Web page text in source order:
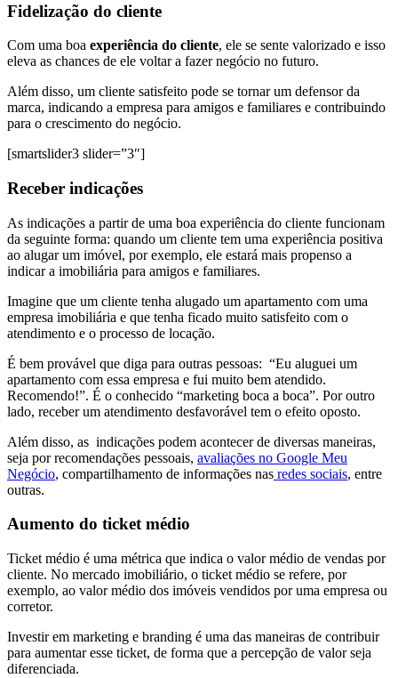
Fidelização do cliente
Com uma boa experiência do cliente, ele se sente valorizado e isso
eleva as chances de ele voltar a fazer negócio no futuro.
Além disso, um cliente satisfeito pode se tornar um defensor da
marca, indicando a empresa para amigos e familiares e contribuindo
para o crescimento do negócio.
[smartslider3 slider=”3″]
Receber indicações
As indicações a partir de uma boa experiência do cliente funcionam
da seguinte forma: quando um cliente tem uma experiência positiva
ao alugar um imóvel, por exemplo, ele estará mais propenso a
indicar a imobiliária para amigos e familiares.
Imagine que um cliente tenha alugado um apartamento com uma
empresa imobiliária e que tenha ficado muito satisfeito com o
atendimento e o processo de locação.
É bem provável que diga para outras pessoas: “Eu aluguei um
apartamento com essa empresa e fui muito bem atendido.
Recomendo!”. É o conhecido “marketing boca a boca”. Por outro
lado, receber um atendimento desfavorável tem o efeito oposto.
Além disso, as indicações podem acontecer de diversas maneiras,
seja por recomendações pessoais, avaliações no Google Meu
Negócio, compartilhamento de informações nas redes sociais, entre
outras.
Aumento do ticket médio
Ticket médio é uma métrica que indica o valor médio de vendas por
cliente. No mercado imobiliário, o ticket médio se refere, por
exemplo, ao valor médio dos imóveis vendidos por uma empresa ou
corretor.
Investir em marketing e branding é uma das maneiras de contribuir
para aumentar esse ticket, de forma que a percepção de valor seja
diferenciada.